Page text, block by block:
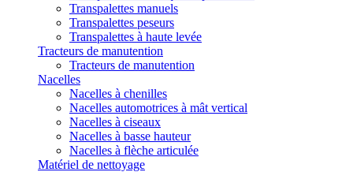
Transpalettes manuels
Transpalettes peseurs
Transpalettes à haute levée
Tracteurs de manutention
Tracteurs de manutention
Nacelles
Nacelles à chenilles
Nacelles automotrices à mât vertical
Nacelles à ciseaux
Nacelles à basse hauteur
Nacelles à flèche articulée
Matériel de nettoyage